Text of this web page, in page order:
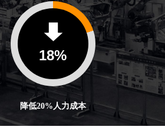
20%
降低20%人力成本